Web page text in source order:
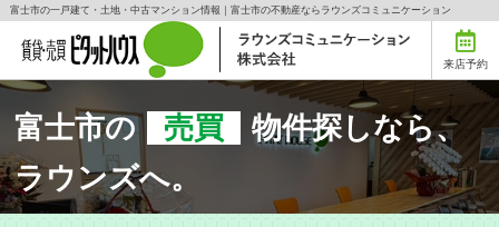
富士市の一戸建て・土地・中古マンション情報｜富士市の不動産ならラウンズコミュニケーション
来店予約
富士市の 売買
物件探しなら、
ラウンズへ。